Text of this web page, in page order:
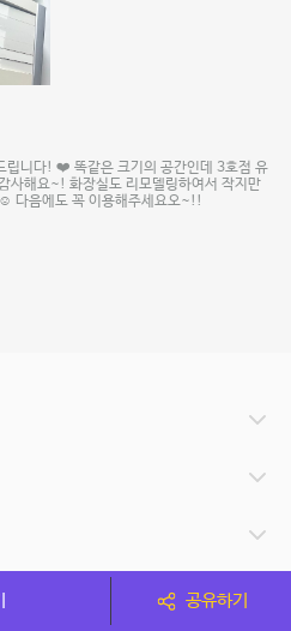
립니다! ❤️ 똑같은 크기의 공간인데 3호점 유
사해요~! 화장실도 리모델링하여서 작지만
다음에도 꼭 이용해주세요오~!!
공유하기